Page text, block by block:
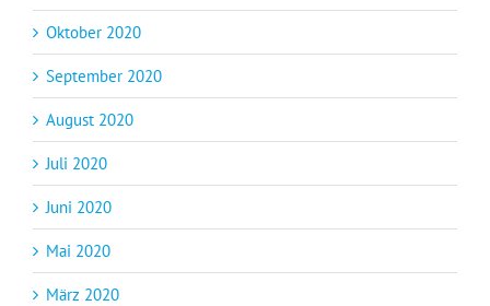
Oktober 2020
September 2020
August 2020
Juli 2020
Juni 2020
Mai 2020
März 2020